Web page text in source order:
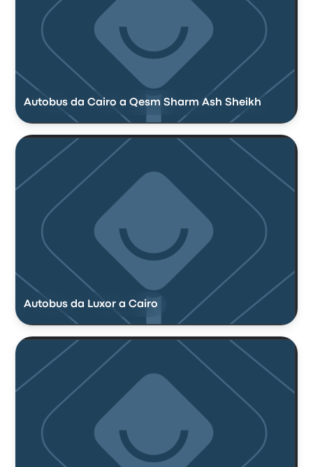
Autobus da Cairo a Qesm Sharm Ash Sheikh
Autobus da Luxor a Cairo